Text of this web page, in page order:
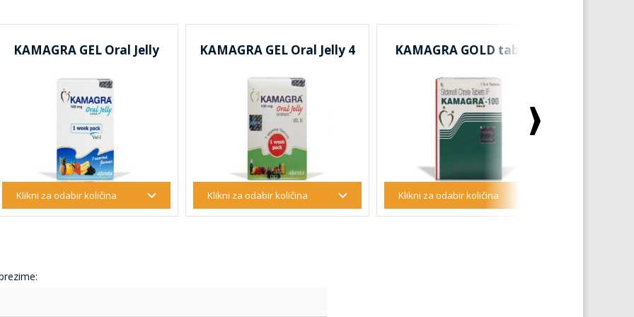
KAMAGRA GEL Oral Jelly KAMAGRA GEL Oral Jelly 4 KAMAGRA GOLD tablete